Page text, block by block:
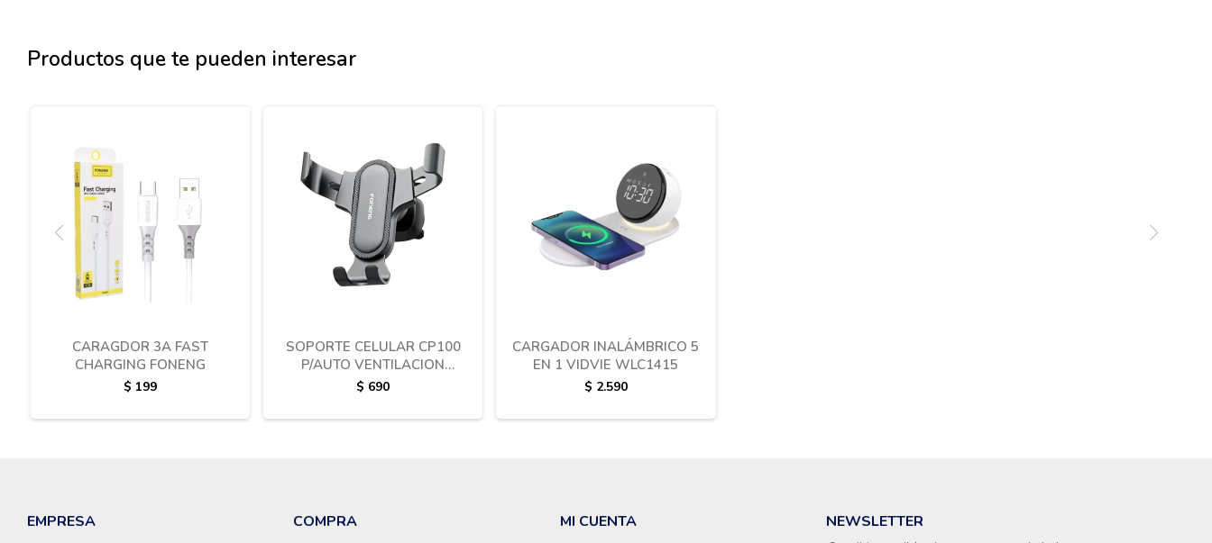
Productos que te pueden interesar
CARAGDOR 3A FAST
CHARGING FONENG
$ 199
SOPORTE CELULAR CP100
P/AUTO VENTILACION
FONENG
$ 690
CARGADOR INALÁMBRICO 5
EN 1 VIDVIE WLC1415
$ 2.590
EMPRESA COMPRA MI CUENTA NEWSLETTER